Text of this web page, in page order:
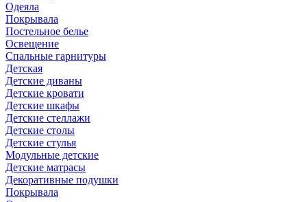
Одеяла
Покрывала
Постельное белье
Освещение
Спальные гарнитуры
Детская
Детские диваны
Детские кровати
Детские шкафы
Детские стеллажи
Детские столы
Детские стулья
Модульные детские
Детские матрасы
Декоративные подушки
Покрывала